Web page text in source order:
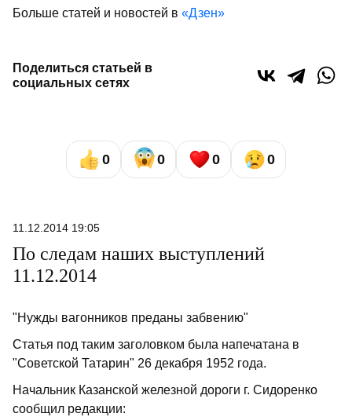
Больше статей и новостей в «Дзен»
Поделиться статьей в
социальных сетях
0 0 0 0
11.12.2014 19:05
По следам наших выступлений
11.12.2014
"Нужды вагонников преданы забвению"
Статья под таким заголовком была напечатана в
"Советской Татарин" 26 декабря 1952 года.
Начальник Казанской железной дороги г. Сидоренко
сообщил редакции: